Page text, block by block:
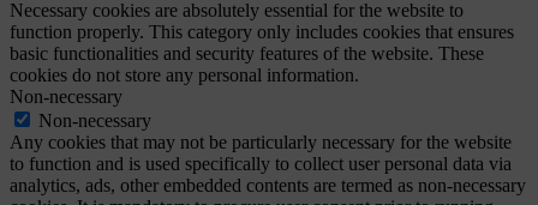
Necessary cookies are absolutely essential for the website to
function properly. This category only includes cookies that ensures
basic functionalities and security features of the website. These
cookies do not store any personal information.
Non-necessary
Non-necessary
Any cookies that may not be particularly necessary for the website
to function and is used specifically to collect user personal data via
analytics, ads, other embedded contents are termed as non-necessary